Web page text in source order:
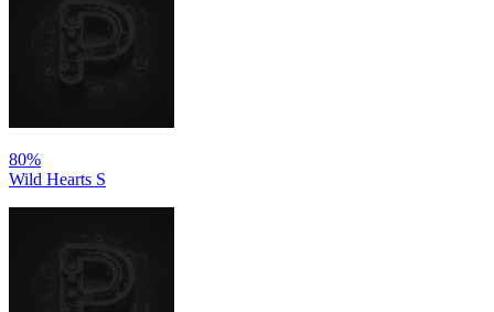
80%
Wild Hearts S